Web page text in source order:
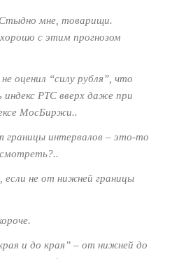
мне, товарищи.
с этим прогнозом
оценил “силу рубля”, что
РТС вверх даже при
МосБиржи..
границы интервалов – это-то
не от нижней границы
и до края” – от нижней до